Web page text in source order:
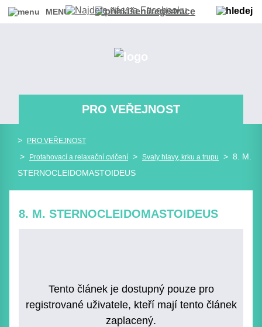
MENU
PRO VEŘEJNOST
> PRO VEŘEJNOST
> Protahovací a relaxační cvičení > Svaly hlavy, krku a trupu
> 8. M.
STERNOCLEIDOMASTOIDEUS
8. M. STERNOCLEIDOMASTOIDEUS
Tento článek je dostupný pouze pro
registrované uživatele, kteří mají tento článek
zaplacený.